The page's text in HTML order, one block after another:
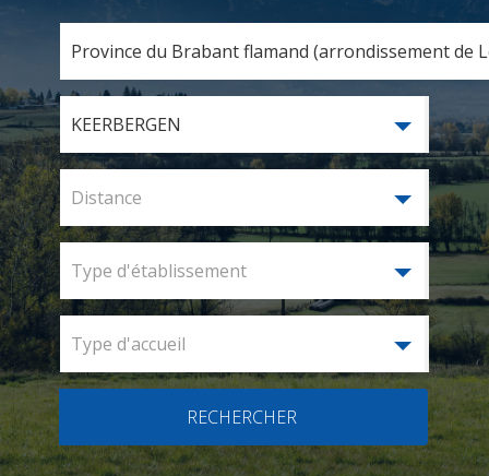
Province du Brabant flamand (arrondissement de
KEERBERGEN
Distance
Type d'établissement
Type d'accueil
RECHERCHER